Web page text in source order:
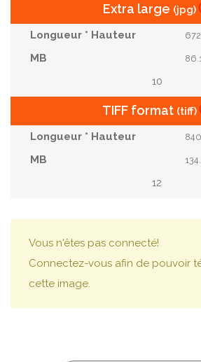
Extra large (jpg)
10
TIFF format (tiff)
12
Vous n'êtes pas connecté!
Connectez-vous afin de pouvoir
cette image.